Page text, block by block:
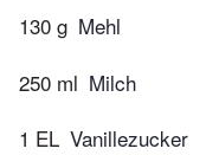
130 g Mehl
250 ml Milch
1 EL Vanillezucker